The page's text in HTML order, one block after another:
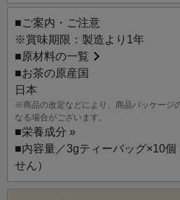
■ご案内・ご注意
※賞味期限：製造より1年
■原材料の一覧
■お茶の原産国
日本
※商品の改定などにより、商品パッケージ
なる場合がございます。
■栄養成分 »
■内容量／3gティーバッグ×10個
せん）